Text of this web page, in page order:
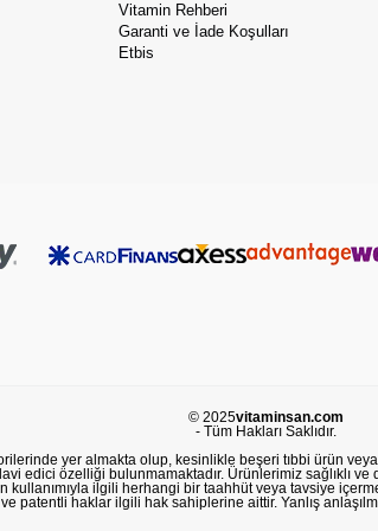
Vitamin Rehberi
Garanti ve İade Koşulları
Etbis
© 2025vitaminsan.com
- Tüm Hakları Saklıdır.
yer almakta olup, kesinlikle beşeri tıbbi ürün
edici özelliği bulunmamaktadır. Ürünlerimiz sağlıklı
ilgili herhangi bir taahhüt veya tavsiye
patentli haklar ilgili hak sahiplerine aittir. Yanlış